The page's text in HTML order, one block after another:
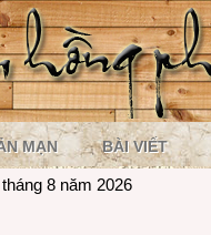
MẠN BÀI VIẾT
8 năm 2026